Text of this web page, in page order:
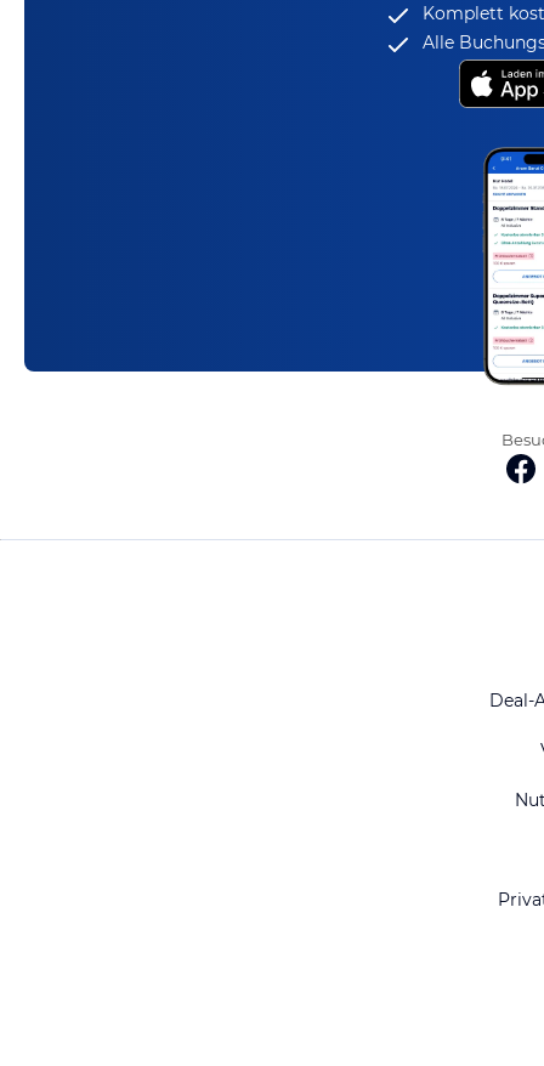
Komplett
Alle
Deal-